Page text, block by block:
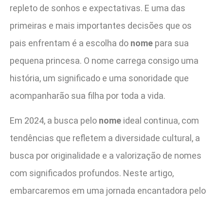
repleto de sonhos e expectativas. E uma das
primeiras e mais importantes decisões que os
pais enfrentam é a escolha do nome para sua
pequena princesa. O nome carrega consigo uma
história, um significado e uma sonoridade que
acompanharão sua filha por toda a vida.
Em 2024, a busca pelo nome ideal continua, com
tendências que refletem a diversidade cultural, a
busca por originalidade e a valorização de nomes
com significados profundos. Neste artigo,
embarcaremos em uma jornada encantadora pelo